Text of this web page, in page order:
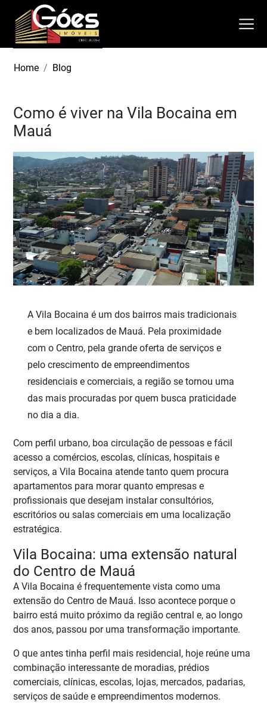
Home Blog
Como é viver na Vila Bocaina em
Mauá
A Vila Bocaina é um dos bairros mais tradicionais
e bem localizados de Mauá. Pela proximidade
com o Centro, pela grande oferta de serviços e
pelo crescimento de empreendimentos
residenciais e comerciais, a região se tornou uma
das mais procuradas por quem busca praticidade
no dia a dia.
Com perfil urbano, boa circulação de pessoas e fácil
acesso a comércios, escolas, clínicas, hospitais e
serviços, a Vila Bocaina atende tanto quem procura
apartamentos para morar quanto empresas e
profissionais que desejam instalar consultórios,
escritórios ou salas comerciais em uma localização
estratégica.
Vila Bocaina: uma extensão natural
do Centro de Mauá
A Vila Bocaina é frequentemente vista como uma
extensão do Centro de Mauá. Isso acontece porque o
bairro está muito próximo da região central e, ao longo
dos anos, passou por uma transformação importante.
O que antes tinha perfil mais residencial, hoje reúne uma
combinação interessante de moradias, prédios
comerciais, clínicas, escolas, lojas, mercados, padarias,
serviços de saúde e empreendimentos modernos.